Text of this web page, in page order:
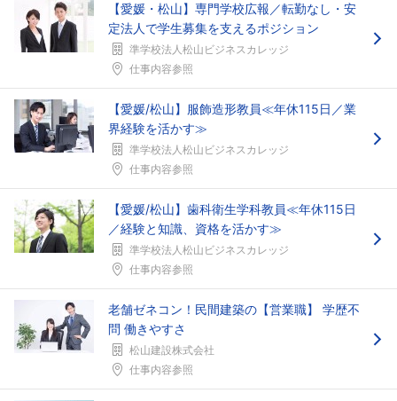
【愛媛・松山】専門学校広報／転勤なし・安
定法人で学生募集を支えるポジション
準学校法人松山ビジネスカレッジ
仕事内容参照
【愛媛/松山】服飾造形教員≪年休115日／業
界経験を活かす≫
準学校法人松山ビジネスカレッジ
仕事内容参照
【愛媛/松山】歯科衛生学科教員≪年休115日
／経験と知識、資格を活かす≫
準学校法人松山ビジネスカレッジ
仕事内容参照
老舗ゼネコン！民間建築の【営業職】 学歴不
問 働きやすさ
松山建設株式会社
仕事内容参照